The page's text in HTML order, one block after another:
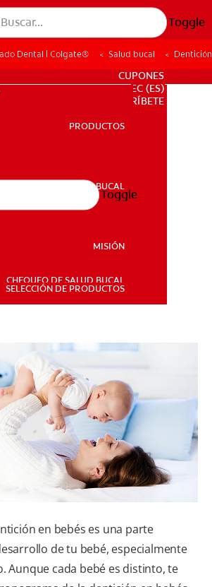
Toggle
SALUD BUCAL
SELECCIÓN DE PRODUCTOS
PARA PROFESIONALES
EC (ES)
PARA PROFESIONALES
CUPONES
EC (ES)
SUSCRÍBETE
PRODUCTOS
SALUD BUCAL
MISIÓN
CHEQUEO DE SALUD BUCAL
SELECCIÓN DE PRODUCTOS
Toggle
Dental | Colgate® Salud bucal
Bebés
en bebés es una parte
de tu bebé, especialmente
Aunque cada bebé es distinto, te